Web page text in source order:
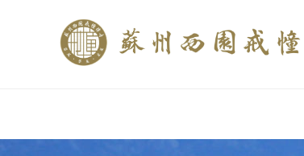
$description = category_description(); } elseif (is_tag()){
trim(strip_tags($description)); ?>